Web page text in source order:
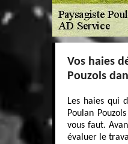
Vos haies
Pouzols
Les haies qui
Poulan
vous faut.
évaluer le